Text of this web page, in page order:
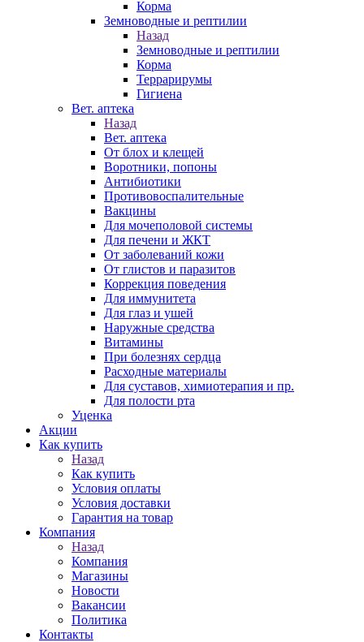
Корма
Земноводные и рептилии
Назад
Земноводные и рептилии
Корма
Террарирумы
Гигиена
Вет. аптека
Назад
Вет. аптека
От блох и клещей
Воротники, попоны
Антибиотики
Противовоспалительные
Вакцины
Для мочеполовой системы
Для печени и ЖКТ
От заболеваний кожи
От глистов и паразитов
Коррекция поведения
Для иммунитета
Для глаз и ушей
Наружные средства
Витамины
При болезнях сердца
Расходные материалы
Для суставов, химиотерапия и пр.
Для полости рта
Уценка
Акции
Как купить
Назад
Как купить
Условия оплаты
Условия доставки
Гарантия на товар
Компания
Назад
Компания
Магазины
Новости
Вакансии
Политика
Контакты